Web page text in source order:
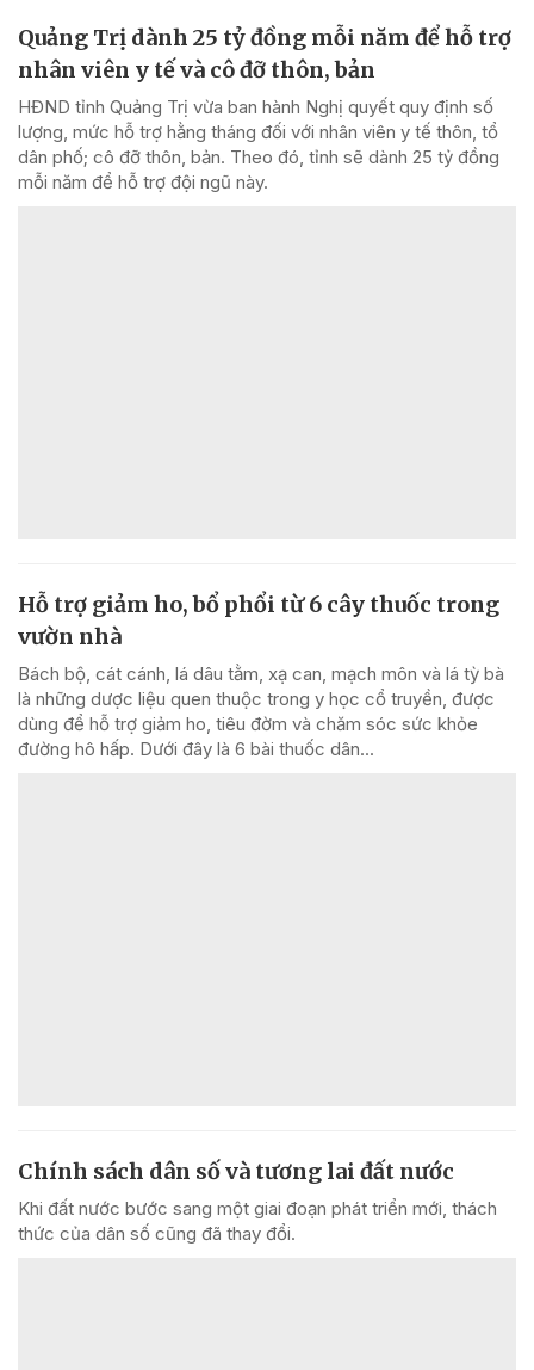
Quảng Trị dành 25 tỷ đồng mỗi năm để hỗ trợ
nhân viên y tế và cô đỡ thôn, bản
HĐND tỉnh Quảng Trị vừa ban hành Nghị quyết quy định số
lượng, mức hỗ trợ hằng tháng đối với nhân viên y tế thôn, tổ
dân phố; cô đỡ thôn, bản. Theo đó, tỉnh sẽ dành 25 tỷ đồng
mỗi năm để hỗ trợ đội ngũ này.
Hỗ trợ giảm ho, bổ phổi từ 6 cây thuốc trong
vườn nhà
Bách bộ, cát cánh, lá dâu tằm, xạ can, mạch môn và lá tỳ bà
là những dược liệu quen thuộc trong y học cổ truyền, được
dùng để hỗ trợ giảm ho, tiêu đờm và chăm sóc sức khỏe
đường hô hấp. Dưới đây là 6 bài thuốc dân...
Chính sách dân số và tương lai đất nước
Khi đất nước bước sang một giai đoạn phát triển mới, thách
thức của dân số cũng đã thay đổi.